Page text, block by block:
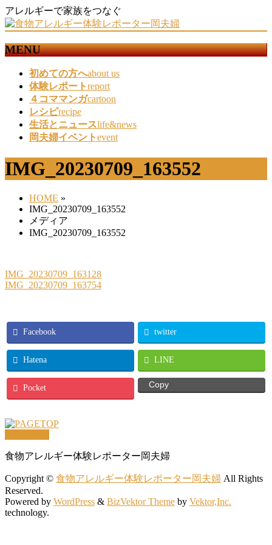
アレルギーで家族をつなぐ
MENU
す
初めての方へabout us
体験レポートreport
４コママンガcartoon
レシピrecipe
生活とニュースlife&news
岡夫婦イベントevent
IMG_20230709_163552
HOME »
IMG_20230709_163552
メディア
IMG_20230709_163552
IMG_20230709_163128
IMG_20230709_163754
Facebook twitter
Hatena LINE
Pocket Copy
食物アレルギー体験レポーター岡夫婦
Copyright © 食物アレルギー体験レポーター岡夫婦 All Rights
Reserved.
Powered by WordPress & BizVektor Theme by Vektor,Inc.
technology.